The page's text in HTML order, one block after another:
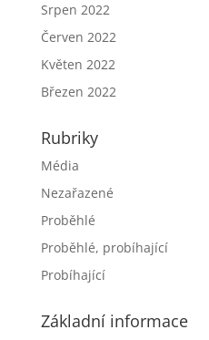
Srpen 2022
Červen 2022
Květen 2022
Březen 2022
Rubriky
Média
Nezařazené
Proběhlé
Proběhlé, probíhající
Probíhající
Základní informace